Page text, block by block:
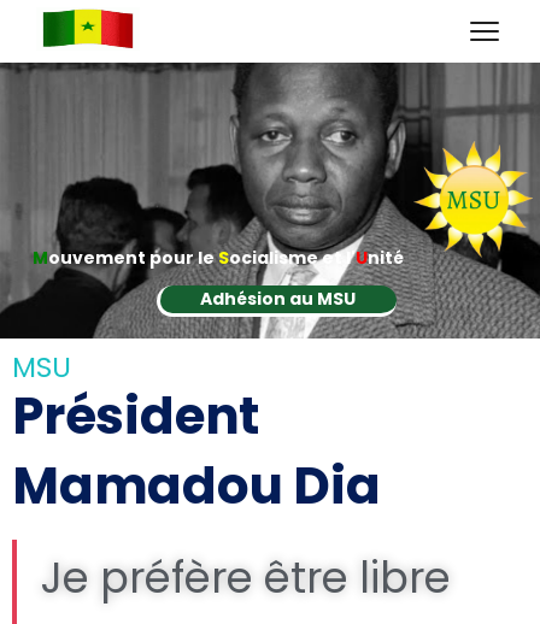
Mouvement pour leSocialisme et l'Unité
Adhésion au MSU
MSU
Président
Mamadou Dia
Je préfère être libre